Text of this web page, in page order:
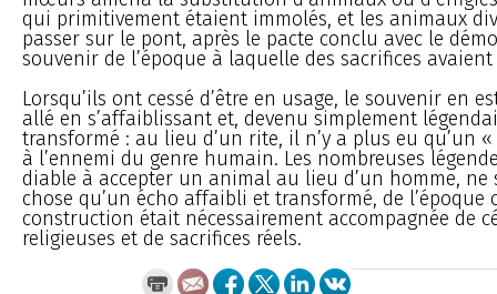
qui primitivement étaient immolés, et les animaux
passer sur le pont, après le pacte conclu avec le
souvenir de l’époque à laquelle des sacrifices
Lorsqu’ils ont cessé d’être en usage, le souvenir en
allé en s’affaiblissant et, devenu simplement
transformé : au lieu d’un rite, il n’y a plus eu qu’un
à l’ennemi du genre humain. Les nombreuses
diable à accepter un animal au lieu d’un homme, ne
chose qu’un écho affaibli et transformé, de l’époque
construction était nécessairement accompagnée de
religieuses et de sacrifices réels.